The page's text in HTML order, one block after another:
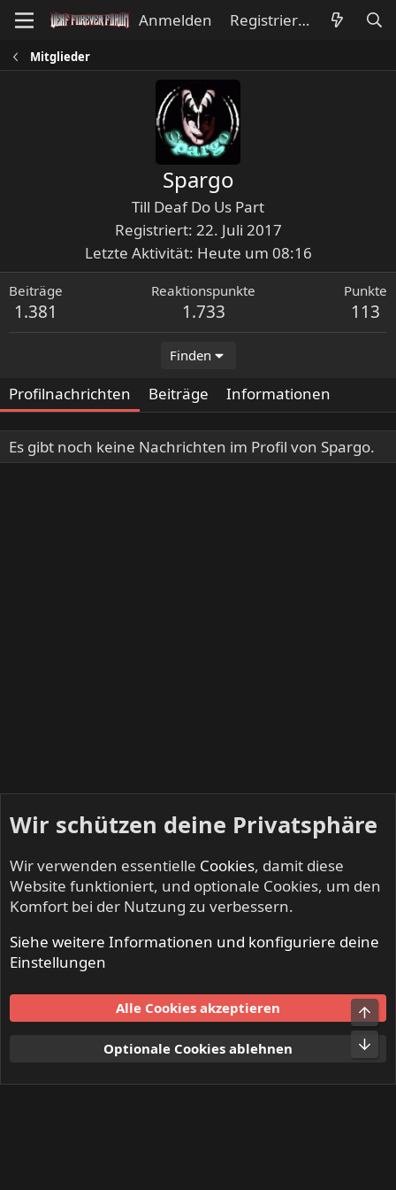
Anmelden Registrieren
Mitglieder
Spargo
Till Deaf Do Us Part
Registriert 22. Juli 2017
Letzte Aktivität Heute um 08:16
Beiträge
1.381
Reaktionspunkte
1.733
Punkte
113
Finden
Profilnachrichten Beiträge Informationen
Es gibt noch keine Nachrichten im Profil von Spargo.
Mitglieder
Nutzungsbedingungen
Datenschutz
S
Wir schützen deine Privatsphäre
Wir verwenden essentielle Cookies, damit diese
Website funktioniert, und optionale Cookies, um den
Komfort bei der Nutzung zu verbessern.
Siehe weitere Informationen und konfiguriere deine
Einstellungen
Alle Cookies akzeptieren
Optionale Cookies ablehnen